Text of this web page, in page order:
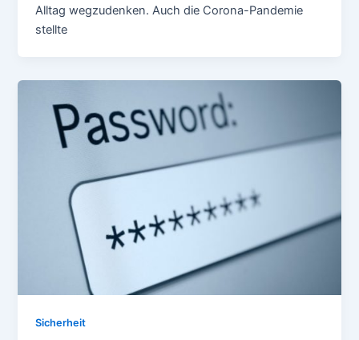
Alltag wegzudenken. Auch die Corona-Pandemie
stellte
Sicherheit